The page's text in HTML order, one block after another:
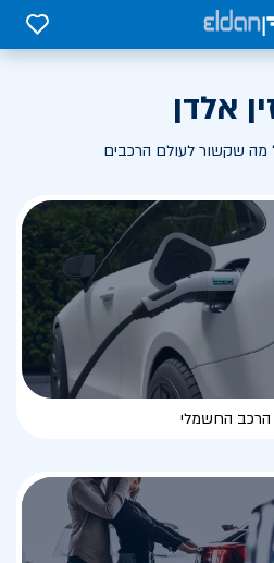
0
אלדן
מה שקשור לעולם הרכבים
הרכב החשמלי